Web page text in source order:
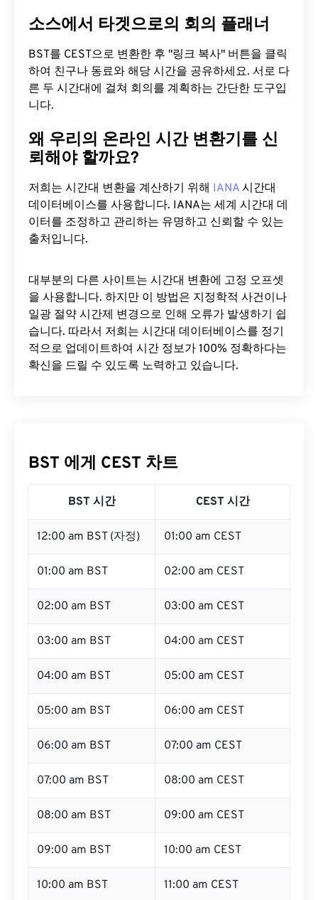
소스에서 타겟으로의 회의 플래너
BST를 CEST으로 변환한 후 "링크 복사" 버튼을 클릭
하여 친구나 동료와 해당 시간을 공유하세요. 서로 다
른 두 시간대에 걸쳐 회의를 계획하는 간단한 도구입
니다.
왜 우리의 온라인 시간 변환기를 신
뢰해야 할까요?
저희는 시간대 변환을 계산하기 위해 IANA 시간대
데이터베이스를 사용합니다. IANA는 세계 시간대 데
이터를 조정하고 관리하는 유명하고 신뢰할 수 있는
출처입니다.
대부분의 다른 사이트는 시간대 변환에 ​​고정 오프셋
을 사용합니다. 하지만 이 방법은 지정학적 사건이나
일광 절약 시간제 변경으로 인해 오류가 발생하기 쉽
습니다. 따라서 저희는 시간대 데이터베이스를 정기
적으로 업데이트하여 시간 정보가 100% 정확하다는
확신을 드릴 수 있도록 노력하고 있습니다.
BST 에게 CEST 차트
BST 시간 CEST 시간
12:00 am BST (자정) 01:00 am CEST
01:00 am BST 02:00 am CEST
02:00 am BST 03:00 am CEST
03:00 am BST 04:00 am CEST
04:00 am BST 05:00 am CEST
05:00 am BST 06:00 am CEST
06:00 am BST 07:00 am CEST
07:00 am BST 08:00 am CEST
08:00 am BST 09:00 am CEST
09:00 am BST 10:00 am CEST
10:00 am BST 11:00 am CEST